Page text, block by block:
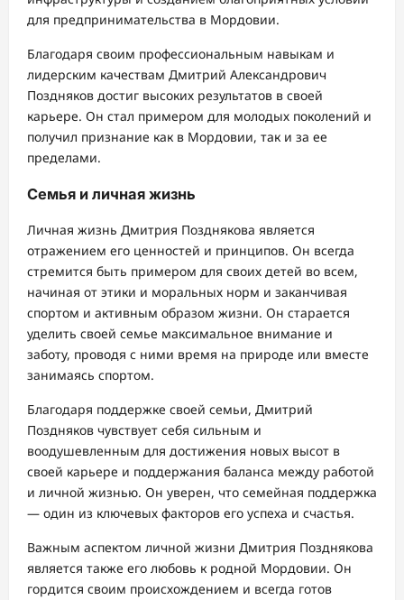
для предпринимательства в Мордовии.
Благодаря своим профессиональным навыкам и
лидерским качествам Дмитрий Александрович
Поздняков достиг высоких результатов в своей
карьере. Он стал примером для молодых поколений и
получил признание как в Мордовии, так и за ее
пределами.
Семья и личная жизнь
Личная жизнь Дмитрия Позднякова является
отражением его ценностей и принципов. Он всегда
стремится быть примером для своих детей во всем,
начиная от этики и моральных норм и заканчивая
спортом и активным образом жизни. Он старается
уделить своей семье максимальное внимание и
заботу, проводя с ними время на природе или вместе
занимаясь спортом.
Благодаря поддержке своей семьи, Дмитрий
Поздняков чувствует себя сильным и
воодушевленным для достижения новых высот в
своей карьере и поддержания баланса между работой
и личной жизнью. Он уверен, что семейная поддержка
— один из ключевых факторов его успеха и счастья.
Важным аспектом личной жизни Дмитрия Позднякова
является также его любовь к родной Мордовии. Он
гордится своим происхождением и всегда готов